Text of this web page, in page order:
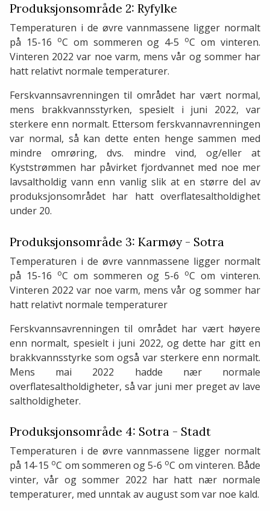
Produksjonsområde 2: Ryfylke
Temperaturen i de øvre vannmassene ligger normalt
på 15-16
oC om sommeren og 4-5 oC om vinteren.
Vinteren 2022 var noe varm, mens vår og sommer har
hatt relativt normale temperaturer.
Ferskvannsavrenningen til området har vært normal,
mens brakkvannsstyrken, spesielt i juni 2022, var
sterkere enn normalt. Ettersom ferskvannavrenningen
var normal, så kan dette enten henge sammen med
mindre omrøring, dvs. mindre vind, og/eller at
Kyststrømmen har påvirket fjordvannet med noe mer
lavsaltholdig vann enn vanlig slik at en større del av
produksjonsområdet har hatt overflatesaltholdighet
under 20.
Produksjonsområde 3: Karmøy - Sotra
Temperaturen i de øvre vannmassene ligger normalt
på 15-16
oC om sommeren og 5-6 oC om vinteren.
Vinteren 2022 var noe varm, mens vår og sommer har
hatt relativt normale temperaturer
Ferskvannsavrenningen til området har vært høyere
enn normalt, spesielt i juni 2022, og dette har gitt en
brakkvannsstyrke som også var sterkere enn normalt.
Mens mai 2022 hadde nær normale
overflatesaltholdigheter, så var juni mer preget av lave
saltholdigheter.
Produksjonsområde 4: Sotra - Stadt
Temperaturen i de øvre vannmassene ligger normalt
på 14-15 oC om sommeren og 5-6 oC om vinteren. Både
vinter, vår og sommer 2022 har hatt nær normale
temperaturer, med unntak av august som var noe kald.